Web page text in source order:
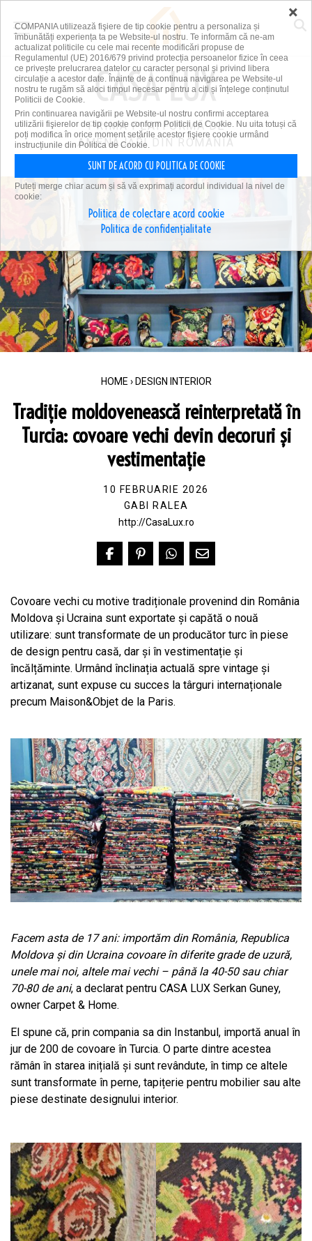
PRIMA PLATFORMĂ DE
AMENAJĂRI DIN ROMÂNIA
HOME › DESIGN INTERIOR
Tradiție moldovenească reinterpretată în
Turcia: covoare vechi devin decoruri și
vestimentație
10 FEBRUARIE 2026
GABI RALEA
http://CasaLux.ro
Covoare vechi cu motive tradiționale provenind din România
Moldova și Ucraina sunt exportate și capătă o nouă
utilizare: sunt transformate de un producător turc în piese
de design pentru casă, dar și în vestimentație și
încălțăminte. Urmând înclinația actuală spre vintage și
artizanat, sunt expuse cu succes la târguri internaționale
precum Maison&Objet de la Paris.
Facem asta de 17 ani: importăm din România, Republica
Moldova și din Ucraina covoare în diferite grade de uzură,
unele mai noi, altele mai vechi – până la 40-50 sau chiar
70-80 de ani, a declarat pentru CASA LUX Serkan Guney,
owner Carpet & Home.
El spune că, prin compania sa din Instanbul, importă anual în
jur de 200 de covoare în Turcia. O parte dintre acestea
rămân în starea inițială și sunt revândute, în timp ce altele
sunt transformate în perne, tapițerie pentru mobilier sau alte
piese destinate designului interior.
×
COMPANIA utilizează fişiere de tip cookie pentru a personaliza și
îmbunătăți experiența ta pe Website-ul nostru. Te informăm că ne-am
actualizat politicile cu cele mai recente modificări propuse de
Regulamentul (UE) 2016/679 privind protecția persoanelor fizice în ceea
ce privește prelucrarea datelor cu caracter personal și privind libera
circulație a acestor date. Înainte de a continua navigarea pe Website-ul
nostru te rugăm să aloci timpul necesar pentru a citi și înțelege conținutul
Politicii de Cookie.
Prin continuarea navigării pe Website-ul nostru confirmi acceptarea
utilizării fişierelor de tip cookie conform Politicii de Cookie. Nu uita totuși că
poți modifica în orice moment setările acestor fişiere cookie urmând
instrucțiunile din Politica de Cookie.
SUNT DE ACORD CU POLITICA DE COOKIE
Puteți merge chiar acum și să vă exprimați acordul individual la nivel de
cookie:
Politica de colectare acord cookie
Politica de confidențialitate